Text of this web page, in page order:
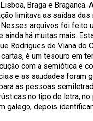
Braga e
limitava as saídas
Nesses arquivos foi feito
ainda há muitas mais.
Rodrigues de Viana do
é um tesouro em
com a semiótica e
e as saudades foram
as pessoas
no tipo de letra,
galego, depois